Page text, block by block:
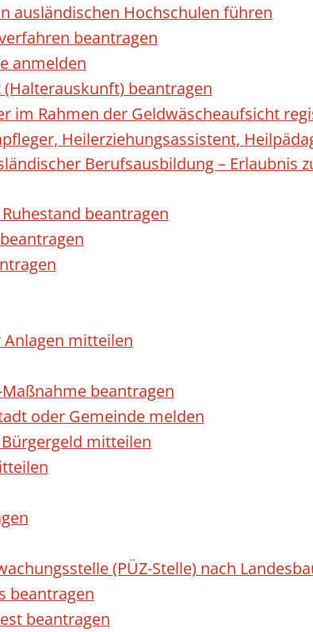
ausländischen Hochschulen führen
beantragen
anmelden
beantragen
im Rahmen der Geldwäscheaufsicht
Heilerziehungsassistent,
Berufsausbildung – Erlaubnis
beantragen
mitteilen
beantragen
oder Gemeinde melden
mitteilen
(PÜZ-Stelle) nach
beantragen
beantragen